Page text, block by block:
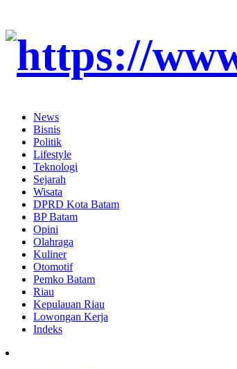
News
Bisnis
Politik
Lifestyle
Teknologi
Sejarah
Wisata
DPRD Kota Batam
BP Batam
Opini
Olahraga
Kuliner
Otomotif
Pemko Batam
Riau
Kepulauan Riau
Lowongan Kerja
Indeks